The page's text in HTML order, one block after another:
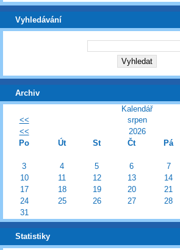
Vyhledávání
Archiv
Kalendář
<<
srpen
<<
2026
Po
Út St Čt Pá
3
4 5 6 7
10
11 12 13 14
17
18 19 20 21
24
25 26 27 28
31
Statistiky